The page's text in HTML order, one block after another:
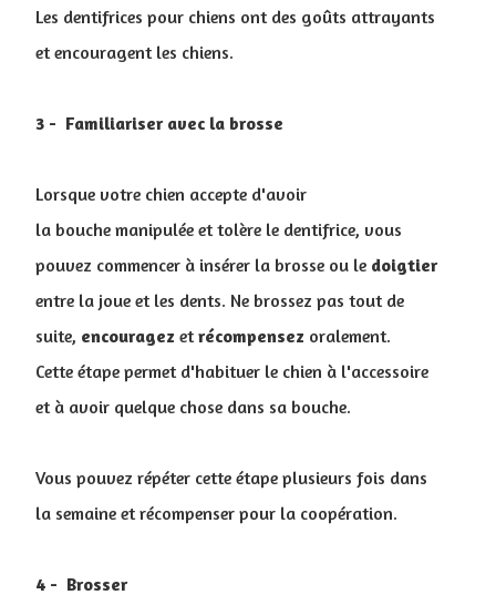
Les dentifrices pour chiens ont des goûts attrayants
et encouragent les chiens.
3 - Familiariser avec la brosse
Lorsque votre chien accepte d'avoir
la bouche manipulée et tolère le dentifrice, vous
pouvez commencer à insérer la brosse ou le doigtier
entre la joue et les dents. Ne brossez pas tout de
suite, encouragez etrécompensez oralement.
Cette étape permet d'habituer le chien à l'accessoire
et à avoir quelque chose dans sa bouche.
Vous pouvez répéter cette étape plusieurs fois dans
la semaine et récompenser pour la coopération.
4 - Brosser